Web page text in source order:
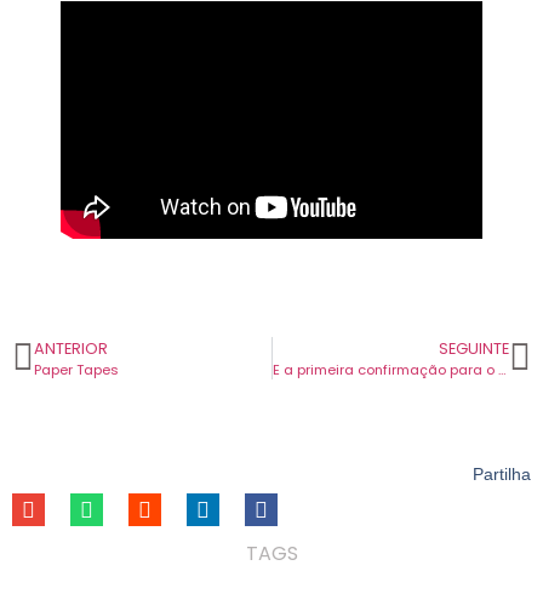
ANTERIOR
Paper Tapes
SEGUINTE
E a primeira confirmação para o festival NOS Alive 2024 é: Dua Lipa.
Partilha
TAGS